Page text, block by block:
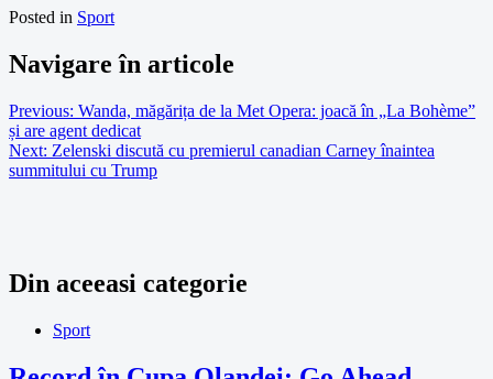
Posted in Sport
Navigare în articole
Previous: Wanda, măgărița de la Met Opera: joacă în „La Bohème”
și are agent dedicat
Next: Zelenski discută cu premierul canadian Carney înaintea
summitului cu Trump
Din aceeasi categorie
Sport